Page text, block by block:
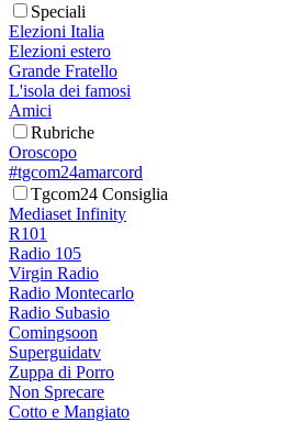
Speciali
Elezioni Italia
Elezioni estero
Grande Fratello
L'isola dei famosi
Amici
Rubriche
Oroscopo
#tgcom24amarcord
Tgcom24 Consiglia
Mediaset Infinity
R101
Radio 105
Virgin Radio
Radio Montecarlo
Radio Subasio
Comingsoon
Superguidatv
Zuppa di Porro
Non Sprecare
Cotto e Mangiato